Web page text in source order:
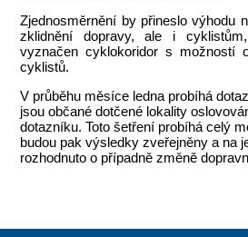
Zjednosměrnění by přineslo výhodu
zklidnění dopravy, ale i
vyznačen cyklokoridor s možností
cyklistů.
V průběhu měsíce ledna probíhá
jsou občané dotčené lokality
dotazníku. Toto šetření probíhá celý
budou pak výsledky zveřejněny a na
rozhodnuto o případně změně